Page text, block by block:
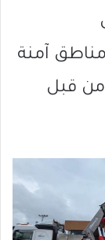
آمنة
قبل